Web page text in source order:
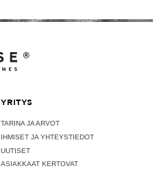
YRITYS
TARINA JA ARVOT
IHMISET JA YHTEYSTIEDOT
UUTISET
ASIAKKAAT KERTOVAT